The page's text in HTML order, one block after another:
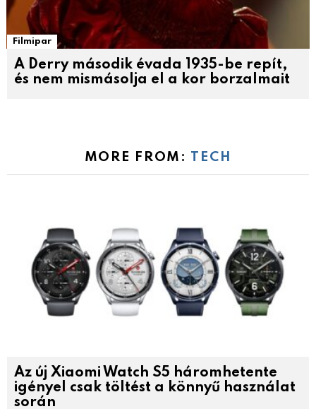
Filmipar
A Derry második évada 1935-be repít,
és nem mismásolja el a kor borzalmait
MORE FROM: TECH
Az új Xiaomi Watch S5 háromhetente
igényel csak töltést a könnyű használat
során